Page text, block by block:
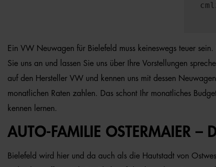
Ein VW Neuwagen für Bielefeld muss keineswegs teuer
Sie uns an und lassen Sie uns über Ihre Vorstellungen
auf den Hersteller VW und kennen uns mit dessen
monatlichen Raten zahlen. Das schont Ihr monatliches
kennen lernen.
AUTO-FAMILIE OSTERMAIER –
Bielefeld wird hier und da auch als die Hautstadt von